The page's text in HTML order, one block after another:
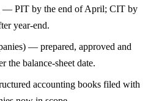
— PIT by the end of April; CIT by
year-end.
— prepared, approved and
the balance-sheet date.
accounting books filed with